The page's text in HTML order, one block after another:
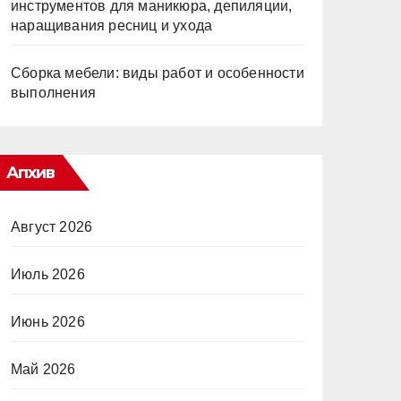
инструментов для маникюра, депиляции,
наращивания ресниц и ухода
Сборка мебели: виды работ и особенности
выполнения
Апхив
Август 2026
Июль 2026
Июнь 2026
Май 2026